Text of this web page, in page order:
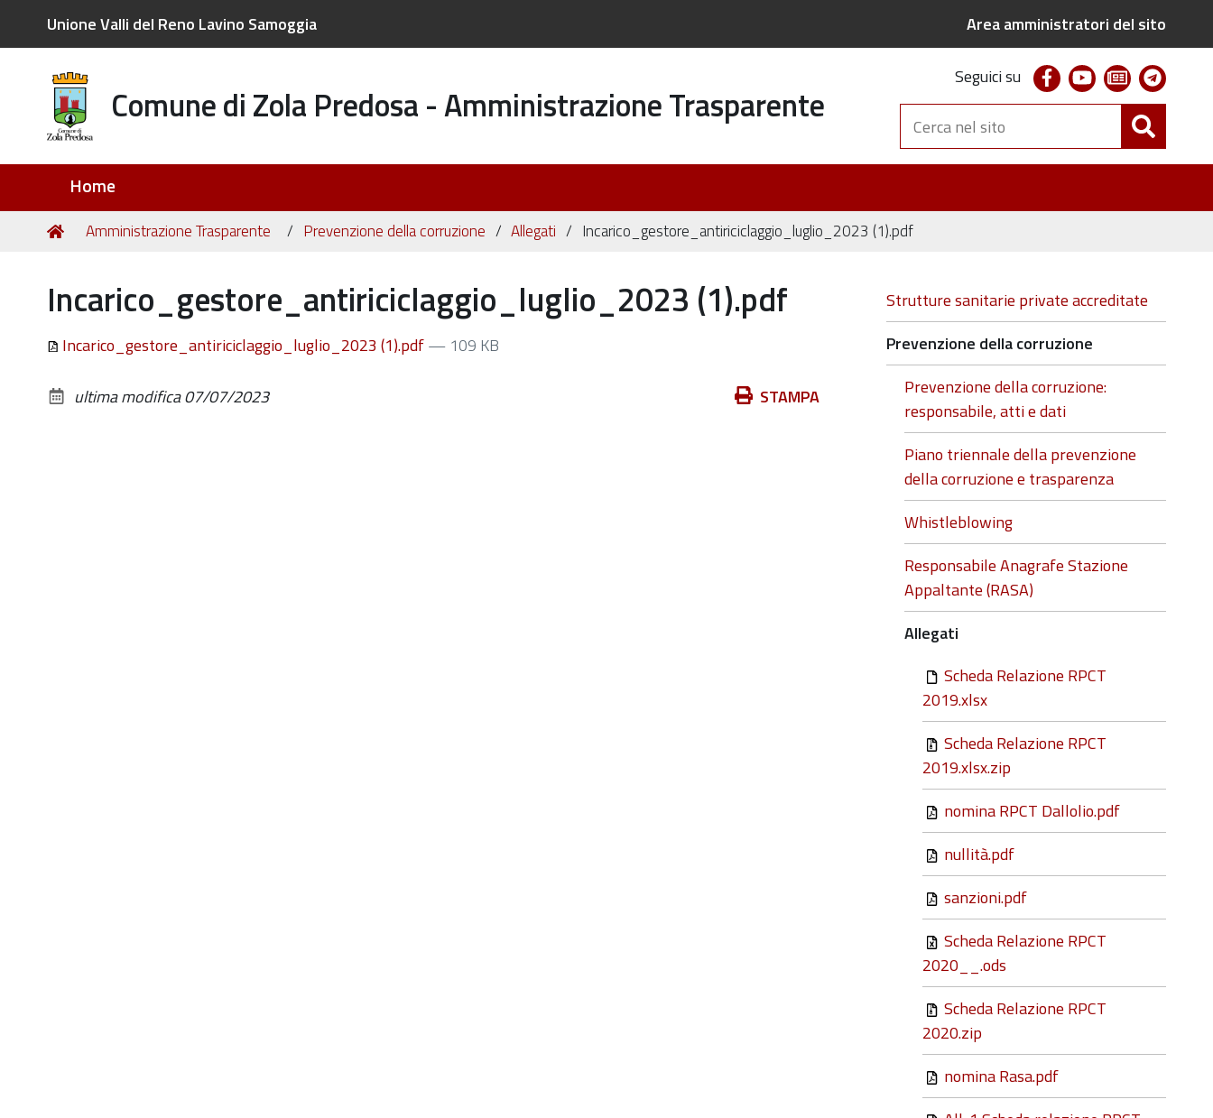
Unione Valli del Reno Lavino Samoggia Area amministratori del sito
Comune di Zola Predosa - Amministrazione Trasparente
Seguici su facebookyoutubenewsletter
Cerca
nel
sito
Home
Tu
Home
Amministrazione Trasparente Prevenzione della corruzione Allegati Incarico_gestore_antiriciclaggio_luglio_2023 (1).pdf
Incarico_gestore_antiriciclaggio_luglio_2023 (1).pdf
Incarico_gestore_antiriciclaggio_luglio_2023 (1).pdf— 109 KB
Azioni STAMPA
ultima modifica07/07/2023
Navigazione
Strutture sanitarie private accreditate
Prevenzione della corruzione
Prevenzione della corruzione:
responsabile, atti e dati
Piano triennale della prevenzione
della corruzione e trasparenza
Whistleblowing
Responsabile Anagrafe Stazione
Appaltante (RASA)
Allegati
Scheda Relazione RPCT
2019.xlsx
Scheda Relazione RPCT
2019.xlsx.zip
nomina RPCT Dallolio.pdf
nullità.pdf
sanzioni.pdf
Scheda Relazione RPCT
2020__.ods
Scheda Relazione RPCT
2020.zip
nomina Rasa.pdf